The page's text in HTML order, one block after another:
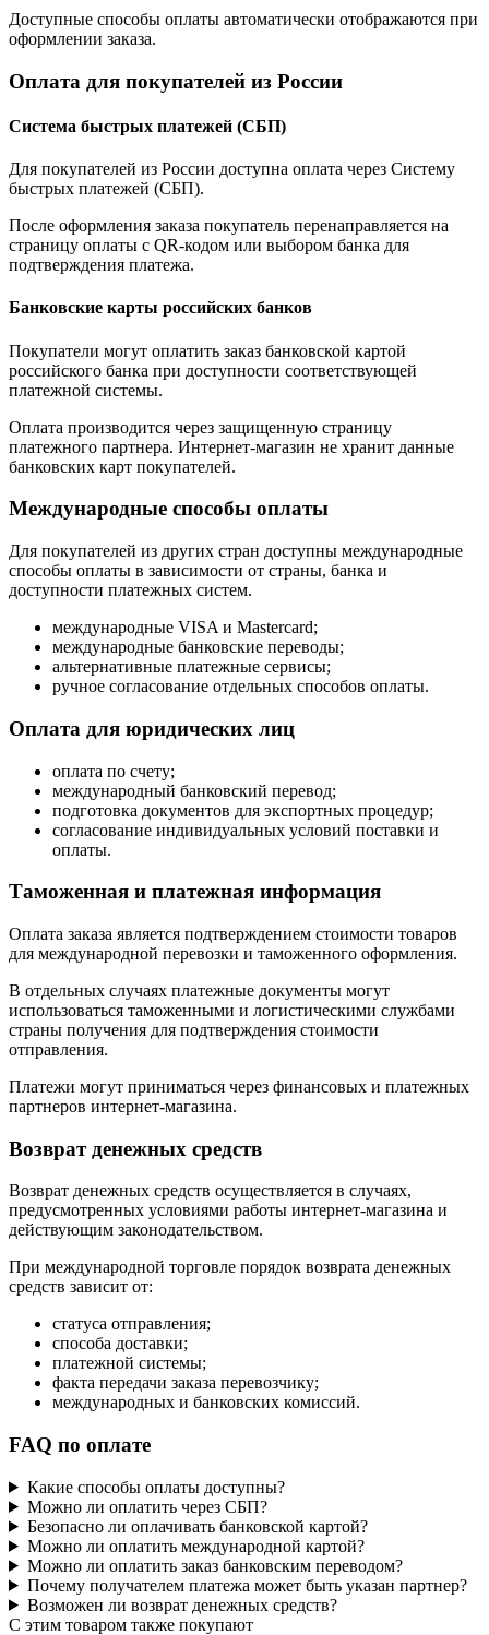
Доступные способы оплаты автоматически отображаются при
оформлении заказа.
Оплата для покупателей из России
Система быстрых платежей (СБП)
Для покупателей из России доступна оплата через Систему
быстрых платежей (СБП).
После оформления заказа покупатель перенаправляется на
страницу оплаты с QR-кодом или выбором банка для
подтверждения платежа.
Банковские карты российских банков
Покупатели могут оплатить заказ банковской картой
российского банка при доступности соответствующей
платежной системы.
Оплата производится через защищенную страницу
платежного партнера. Интернет-магазин не хранит данные
банковских карт покупателей.
Международные способы оплаты
Для покупателей из других стран доступны международные
способы оплаты в зависимости от страны, банка и
доступности платежных систем.
международные VISA и Mastercard;
международные банковские переводы;
альтернативные платежные сервисы;
ручное согласование отдельных способов оплаты.
Оплата для юридических лиц
оплата по счету;
международный банковский перевод;
подготовка документов для экспортных процедур;
согласование индивидуальных условий поставки и
оплаты.
Таможенная и платежная информация
Оплата заказа является подтверждением стоимости товаров
для международной перевозки и таможенного оформления.
В отдельных случаях платежные документы могут
использоваться таможенными и логистическими службами
страны получения для подтверждения стоимости
отправления.
Платежи могут приниматься через финансовых и платежных
партнеров интернет-магазина.
Возврат денежных средств
Возврат денежных средств осуществляется в случаях,
предусмотренных условиями работы интернет-магазина и
действующим законодательством.
При международной торговле порядок возврата денежных
средств зависит от:
статуса отправления;
способа доставки;
платежной системы;
факта передачи заказа перевозчику;
международных и банковских комиссий.
FAQ по оплате
Какие способы оплаты доступны?
Можно ли оплатить через СБП?
Безопасно ли оплачивать банковской картой?
Можно ли оплатить международной картой?
Можно ли оплатить заказ банковским переводом?
Почему получателем платежа может быть указан партнер?
Возможен ли возврат денежных средств?
C этим товаром также покупают